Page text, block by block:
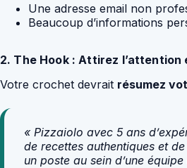
Une adresse email non
Beaucoup d’informations
2. The Hook : Attirez l’attention
Votre crochet devrait résumez
« Pizzaiolo avec 5 ans
de recettes authentiques et
un poste au sein d’une